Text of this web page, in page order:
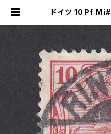
ドイツ 10Pf
タンプのネット